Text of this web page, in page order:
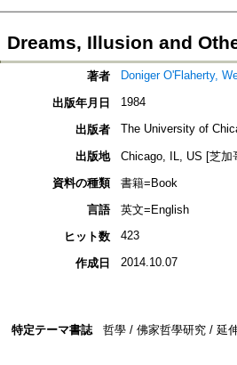
Dreams, Illusion and
著者 Doniger O'Flaherty,
出版年月日 1984
出版者 The University of
出版地
Chicago, IL, US [芝
資料の種類
書籍=Book
言語
英文=English
ヒット数
423
作成日 2014.10.07
特定テーマ書誌 哲學 / 佛家哲學研究 / 延